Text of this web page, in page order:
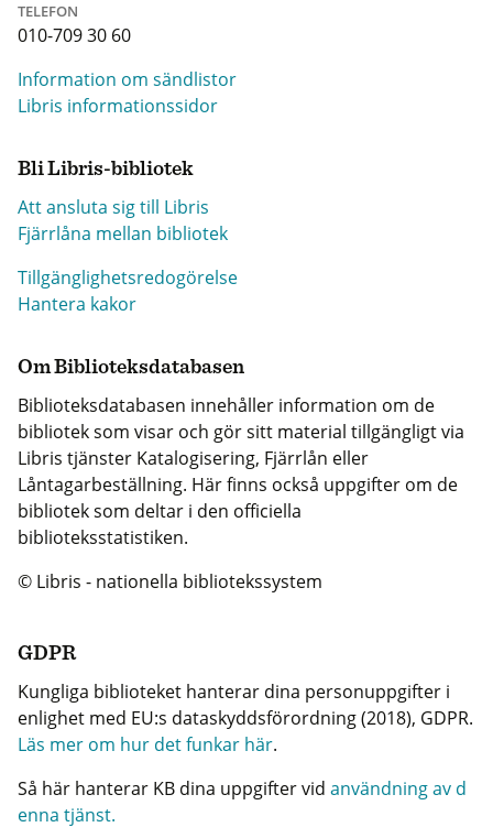
TELEFON
010-709 30 60
Information om sändlistor
Libris informationssidor
Bli Libris-bibliotek
Att ansluta sig till Libris
Fjärrlåna mellan bibliotek
Tillgänglighetsredogörelse
Hantera kakor
Om Biblioteksdatabasen
Biblioteksdatabasen innehåller information om de
bibliotek som visar och gör sitt material tillgängligt via
Libris tjänster Katalogisering, Fjärrlån eller
Låntagarbeställning. Här finns också uppgifter om de
bibliotek som deltar i den officiella
biblioteksstatistiken.
© Libris - nationella bibliotekssystem
GDPR
Kungliga biblioteket hanterar dina personuppgifter i
enlighet med EU:s dataskyddsförordning (2018), GDPR.
Läs mer om hur det funkar här.
Så här hanterar KB dina uppgifter vid användning av d
enna tjänst.